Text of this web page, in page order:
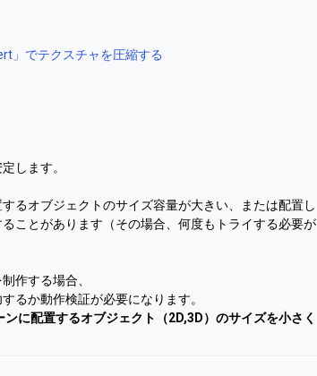
」でテクスチャを圧縮する
します。
るオブジェクトのサイズ容量が大きい、または配置し
ことがあります（その場合、何度もトライする必要が
作する場合、
るか動作検証が必要になります。
ンに配置するオブジェクト（2D,3D）のサイズを小さく